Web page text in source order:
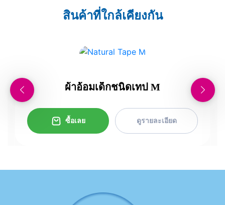
สินค้าที่ใกล้เคียงกัน
ผ้าอ้อมเด็กชนิดเทป M
ซื้อเลย ดูรายละเอียด